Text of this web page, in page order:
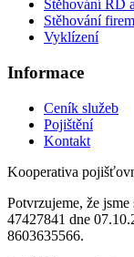
Stěhování RD
Stěhování firem
Vyklízení
Informace
Ceník služeb
Pojištění
Kontakt
Kooperativa
Potvrzujeme, že
47427841 dne
8603635566.